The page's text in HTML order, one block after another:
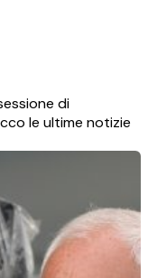
di
le ultime notizie